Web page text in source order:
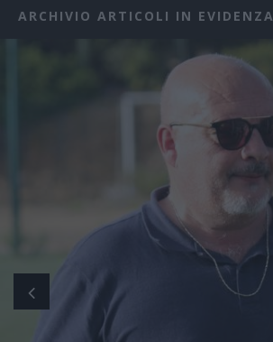
ARCHIVIO ARTICOLI IN EVIDENZA